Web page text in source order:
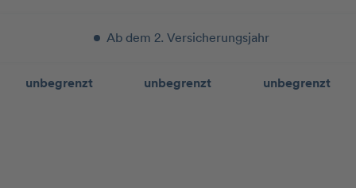
Ab dem 2. Versicherungsjahr
unbegrenzt unbegrenzt unbegrenzt